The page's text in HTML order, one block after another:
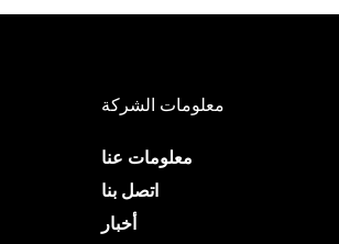
معلومات الشركة
معلومات عنا
اتصل بنا
أخبار